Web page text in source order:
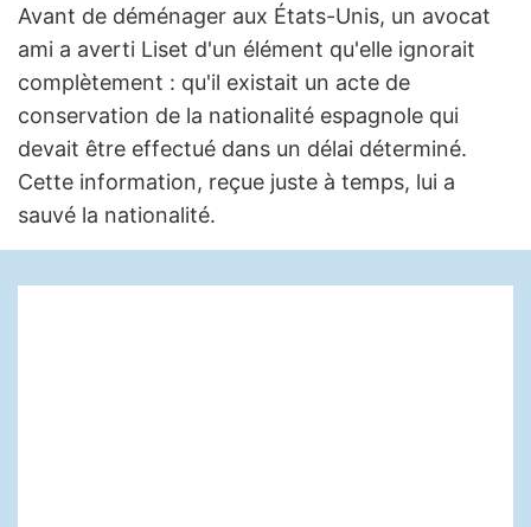
Avant de déménager aux États-Unis, un avocat
ami a averti Liset d'un élément qu'elle ignorait
complètement : qu'il existait un acte de
conservation de la nationalité espagnole qui
devait être effectué dans un délai déterminé.
Cette information, reçue juste à temps, lui a
sauvé la nationalité.